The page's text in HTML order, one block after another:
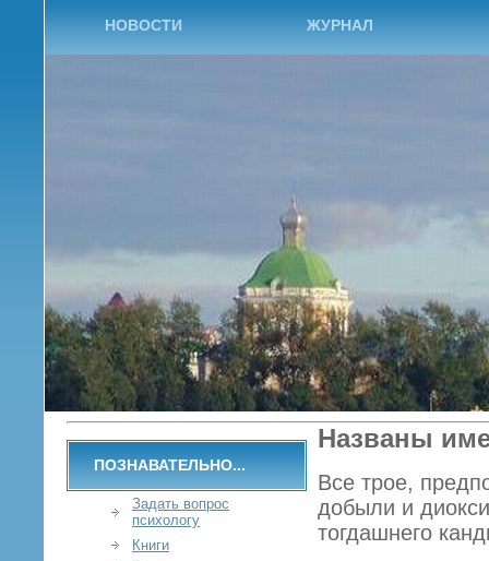
НОВОСТИ ЖУРНАЛ
Названы
Все трое,
добыли и
тогдашнего
ПОЗНАВАТЕЛЬНО...
Задать вопрос
психологу
Книги